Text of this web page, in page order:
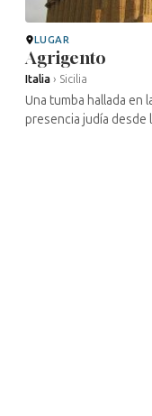
LUGAR
Agrigento
Italia › Sicilia
Una tumba hallada en
presencia judía desde